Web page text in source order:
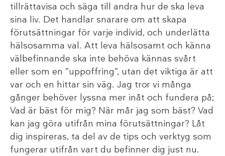
tillrättavisa och säga till andra hur de ska leva
sina liv. Det handlar snarare om att skapa
förutsättningar för varje individ, och underlätta
hälsosamma val. Att leva hälsosamt och känna
välbefinnande ska inte behöva kännas svårt
eller som en ”uppoffring”, utan det viktiga är att
var och en hittar sin väg. Jag tror vi många
gånger behöver lyssna mer inåt och fundera på;
Vad är bäst för mig? När mår jag som bäst? Vad
kan jag göra utifrån mina förutsättningar? Låt
dig inspireras, ta del av de tips och verktyg som
fungerar utifrån vart du befinner dig just nu.